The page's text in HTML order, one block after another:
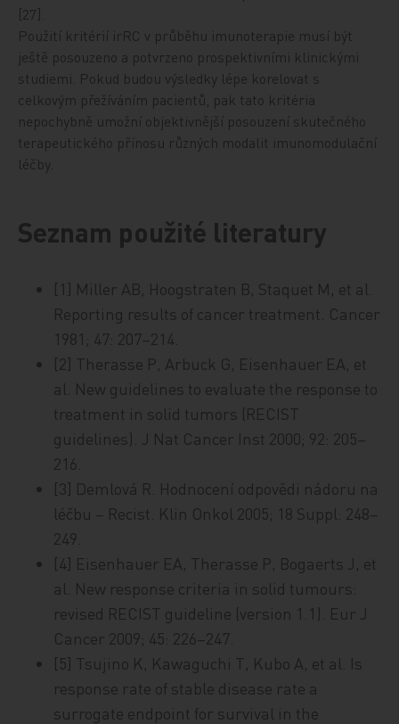
[27].
Použití kritérií irRC v průběhu imunoterapie musí být
ještě posouzeno a potvrzeno prospektivními klinickými
studiemi. Pokud budou výsledky lépe korelovat s
celkovým přežíváním pacientů, pak tato kritéria
nepochybně umožní objektivnější posouzení skutečného
terapeutického přínosu různých modalit imunomodulační
léčby.
Seznam použité literatury
[1] Miller AB, Hoogstraten B, Staquet M, et al.
Reporting results of cancer treatment. Cancer
1981; 47: 207–214.
[2] Therasse P, Arbuck G, Eisenhauer EA, et
al. New guidelines to evaluate the response to
treatment in solid tumors (RECIST
guidelines). J Nat Cancer Inst 2000; 92: 205–
216.
[3] Demlová R. Hodnocení odpovědi nádoru na
léčbu – Recist. Klin Onkol 2005; 18 Suppl: 248–
249.
[4] Eisenhauer EA, Therasse P, Bogaerts J, et
al. New response criteria in solid tumours:
revised RECIST guideline (version 1.1). Eur J
Cancer 2009; 45: 226–247.
[5] Tsujino K, Kawaguchi T, Kubo A, et al. Is
response rate of stable disease rate a
surrogate endpoint for survival in the